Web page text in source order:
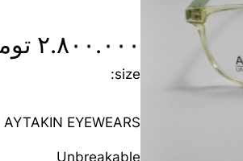
۲.۸۰۰.۰۰۰
size:
EYEWEARS
Unbreakable